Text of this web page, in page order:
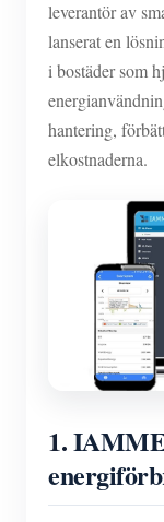
PV-
FAQ
Bloggar
leverantör av
lanserat en
i bostäder som
hantering,
elkostnaderna.
1.